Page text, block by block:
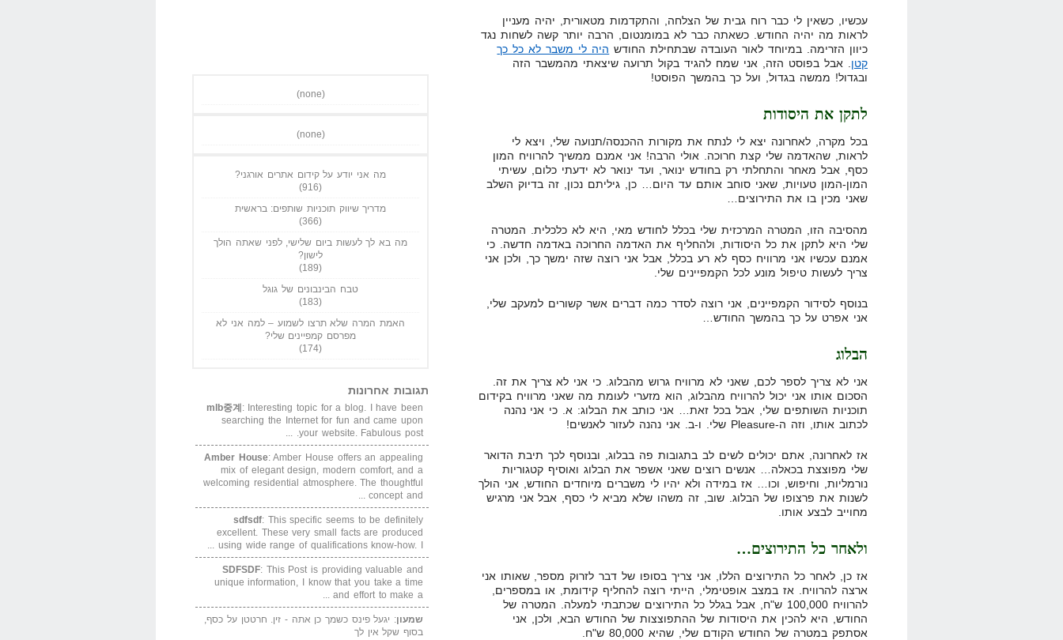
עכשיו, כשאין לי כבר רוח גבית של הצלחה, והתקדמות מטאורית, יהיה מעניין
לראות מה יהיה החודש. כשאתה כבר לא במומנטום, הרבה יותר קשה לשחות נגד
כיוון הזרימה. במיוחד לאור העובדה שבתחילת החודש היה לי משבר לא כל כך
קטן. אבל בפוסט הזה, אני שמח להגיד בקול תרועה שיצאתי מהמשבר הזה
ובגדול! ממשה בגדול, ועל כך בהמשך הפוסט!
לתקן את היסודות
בכל מקרה, לאחרונה יצא לי לנתח את מקורות ההכנסה/תנועה שלי, ויצא לי
לראות, שהאדמה שלי קצת חרוכה. אולי הרבה! אני אמנם ממשיך להרוויח המון
כסף, אבל מאחר והתחלתי רק בחודש ינואר, ועד ינואר לא ידעתי כלום, עשיתי
המון-המון טעויות, שאני סוחב אותם עד היום… כן, גיליתם נכון, זה בדיוק השלב
שאני מכין בו את התירוצים…
מהסיבה הזו, המטרה המרכזית שלי בכלל לחודש מאי, היא לא כלכלית. המטרה
שלי היא לתקן את כל היסודות, ולהחליף את האדמה החרוכה באדמה חדשה. כי
אמנם עכשיו אני מרוויח כסף לא רע בכלל, אבל אני רוצה שזה ימשך כך, ולכן אני
צריך לעשות טיפול מונע לכל הקמפיינים שלי.
בנוסף לסידור הקמפיינים, אני רוצה לסדר כמה דברים אשר קשורים למעקב שלי,
אני אפרט על כך בהמשך החודש…
הבלוג
אני לא צריך לספר לכם, שאני לא מרוויח גרוש מהבלוג. כי אני לא צריך את זה.
הסכום אותו אני יכול להרוויח מהבלוג, הוא מזערי לעומת מה שאני מרוויח בקידום
תוכניות השותפים שלי, אבל בכל זאת… אני כותב את הבלוג: א. כי אני נהנה
לכתוב אותו, וזה ה-Pleasure שלי. ו-ב. אני נהנה לעזור לאנשים!
אז לאחרונה, אתם יכולים לשים לב בתגובות פה בבלוג, ובנוסף לכך תיבת הדואר
שלי מפוצצת בכאלה… אנשים רוצים שאני אשפר את הבלוג ואוסיף קטגוריות
נורמליות, וחיפוש, וכו… אז במידה ולא יהיו לי משברים מיוחדים החודש, אני הולך
לשנות את פרצופו של הבלוג. שוב, זה משהו שלא מביא לי כסף, אבל אני מרגיש
מחוייב לבצע אותו.
ולאחר כל התירוצים…
אז כן, לאחר כל התירוצים הללו, אני צריך בסופו של דבר לזרוק מספר, שאותו אני
ארצה להרוויח. אז במצב אופטימלי, הייתי רוצה להחליף קידומת, או במספרים,
להרוויח 100,000 ש"ח, אבל בגלל כל התירוצים שכתבתי למעלה. המטרה של
החודש, היא להכין את היסודות של ההתפוצצות של החודש הבא, ולכן, אני
אסתפק במטרה של החודש הקודם שלי, שהיא 80,000 ש"ח.
(none)
(none)
מה אני יודע על קידום אתרים אורגני?
(916)
מדריך שיווק תוכניות שותפים: בראשית
(366)
מה בא לך לעשות ביום שלישי, לפני שאתה הולך
לישון?
(189)
טבח הבינבונים של גוגל
(183)
האמת המרה שלא תרצו לשמוע – למה אני לא
מפרסם קמפיינים שלי?
(174)
תגובות אחרונות
mlb중계 : Interesting topic for a blog. I have been
searching the Internet for fun and came upon
your website. Fabulous post. ...
Amber House: Amber House offers an appealing
mix of elegant design, modern comfort, and a
welcoming residential atmosphere. The thoughtful
concept and ...
sdfsdf: This specific seems to be definitely
excellent. These very small facts are produced
using wide range of qualifications know-how. I ...
SDFSDF: This Post is providing valuable and
unique information, I know that you take a time
and effort to make a ...
שמעון: יגעל פינס כשמך כן אתה - זין. חרטטן על כסף,
בסוף שקל אין לך